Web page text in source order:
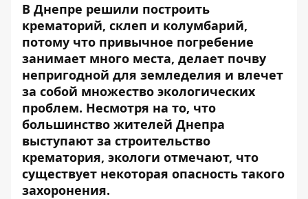
В Днепре решили построить
крематорий, склеп и колумбарий,
потому что привычное погребение
занимает много места, делает почву
непригодной для земледелия и влечет
за собой множество экологических
проблем. Несмотря на то, что
большинство жителей Днепра
выступают за строительство
крематория, экологи отмечают, что
существует некоторая опасность такого
захоронения.